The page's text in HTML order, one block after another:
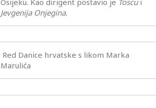
Osijeku. Kao dirigent postavio je Toscui
Jevgenija Onjegina.
Red Danice hrvatske s likom Marka
Marulića